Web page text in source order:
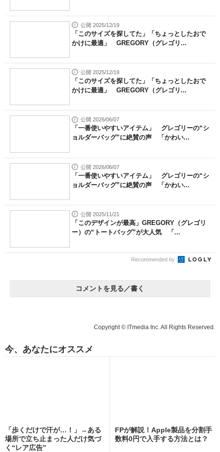
公開 2025/12/19
「このサイズを探してた」「ちょっとしたおで
かけに最適」 GREGORY（グレゴリ...
公開 2025/12/19
「このサイズを探してた」「ちょっとしたおで
かけに最適」 GREGORY（グレゴリ...
公開 2026/06/07
「一番使いやすいアイテム」 グレゴリーの“シ
ョルダーバッグ”に絶賛の声 「かわい...
公開 2026/06/07
「一番使いやすいアイテム」 グレゴリーの“シ
ョルダーバッグ”に絶賛の声 「かわい...
公開 2025/11/21
「このデザインが最高」GREGORY（グレゴリ
ー）の“トートバッグ”が大人気 「...
Recommended by
コメントを見る／書く
Copyright © ITmedia Inc. All Rights Reserved.
今、あなたにオススメ
「歩くだけで汗が…！」→ある
場所で立ち止まった人だけ気づ
く“レア広告”
FPが解説！Apple製品を分割手
数料0円で入手する方法とは？